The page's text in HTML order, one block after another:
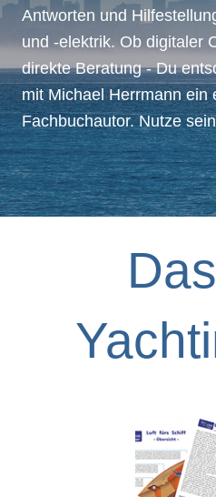
Antworten und
und -elektrik. Ob digitaler
direkte Beratung - Du
mit Michael Herrmann ein
Fachbuchautor. Nutze